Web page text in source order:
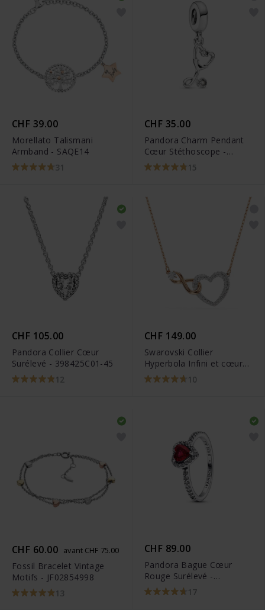
CHF 39.00
Morellato Talismani
Armband - SAQE14
31
CHF 35.00
Pandora Charm Pendant
Cœur Stéthoscope -
799072C01 15
CHF 105.00
Pandora Collier Cœur
Surélevé - 398425C01-45
12
CHF 149.00
Swarovski Collier
Hyperbola Infini et cœur
Blanc Finition mix de
métal - 5518865
10
CHF 60.00 avant CHF 75.00
Fossil Bracelet Vintage
Motifs - JF02854998
13
CHF 89.00
Pandora Bague Cœur
Rouge Surélevé -
198421C02 17